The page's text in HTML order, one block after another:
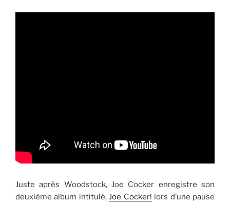
Juste après Woodstock, Joe Cocker enregistre son
deuxième album intitulé,Joe Cocker! lors d’une pause